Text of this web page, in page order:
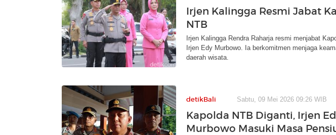
Irjen Kalingga Resmi Jabat
NTB
Irjen Kalingga Rendra Raharja resmi menjabat
Irjen Edy Murbowo. Ia berkomitmen menjaga
daerah wisata.
detikBali Sabtu, 09 Mei 2026 09:26 WIB
Kapolda NTB Diganti, Irjen
Murbowo Masuki Masa